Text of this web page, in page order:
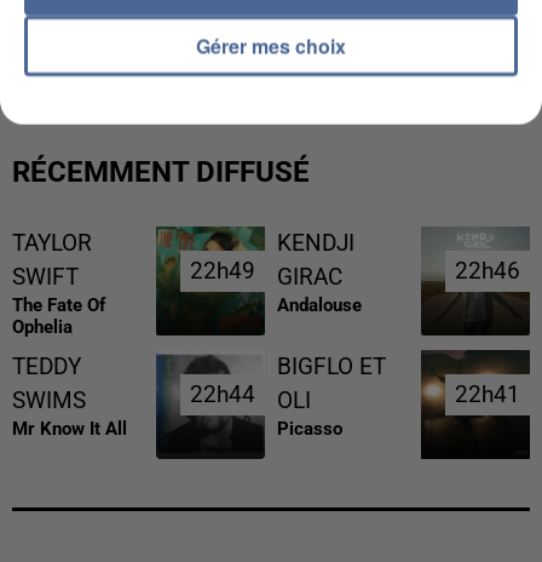
L’UN DES FONDATEURS SUPPOSÉS DE LA DZ
MAFIA INTERPELLÉ EN ALGÉRIE
RÉCEMMENT DIFFUSÉ
TAYLOR
SWIFT
The Fate Of
Ophelia
22h49
22h49
KENDJI
GIRAC
Andalouse
22h46
22h46
TEDDY
SWIMS
Mr Know It All
22h44
22h44
BIGFLO ET
OLI
Picasso
22h41
22h41
Gérer mes choix